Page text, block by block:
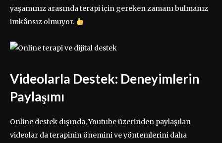
yaşamınız arasında terapi için gereken zamanı bulmanız
imkânsız olmuyor.
Videolarla Destek: Deneyimlerin
Paylaşımı
Online destek dışında, Youtube üzerinden paylaşılan
videolar da terapinin önemini ve yöntemlerini daha